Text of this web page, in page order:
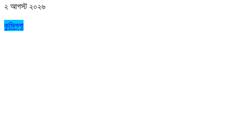
২ আগস্ট ২০২৬
কুমিল্লা